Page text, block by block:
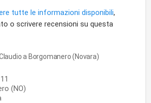
tutte le informazioni disponibili,
o scrivere recensioni su questa
a Borgomanero (Novara)
(NO)